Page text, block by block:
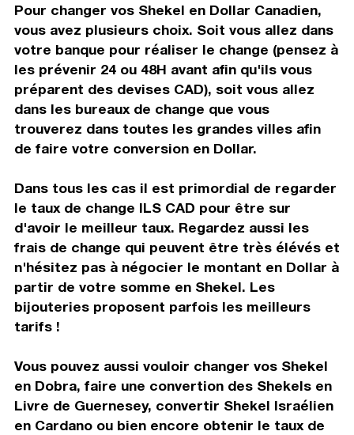
Pour changer vos Shekel en Dollar Canadien,
vous avez plusieurs choix. Soit vous allez dans
votre banque pour réaliser le change (pensez à
les prévenir 24 ou 48H avant afin qu'ils vous
préparent des devises CAD), soit vous allez
dans les bureaux de change que vous
trouverez dans toutes les grandes villes afin
de faire votre conversion en Dollar.
Dans tous les cas il est primordial de regarder
le taux de change ILS CAD pour être sur
d'avoir le meilleur taux. Regardez aussi les
frais de change qui peuvent être très élévés et
n'hésitez pas à négocier le montant en Dollar à
partir de votre somme en Shekel. Les
bijouteries proposent parfois les meilleurs
tarifs !
Vous pouvez aussi vouloir changer vos Shekel
en Dobra, faire une convertion des Shekels en
Livre de Guernesey, convertir Shekel Israélien
en Cardano ou bien encore obtenir le taux de